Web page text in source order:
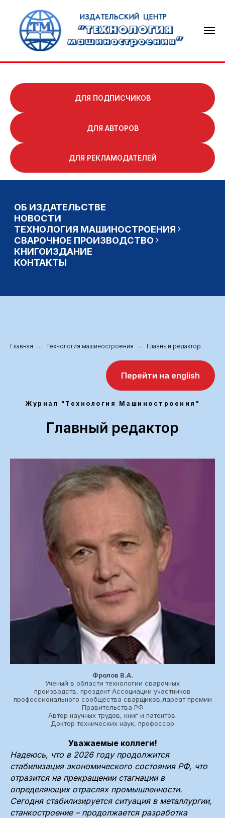
ДЛЯ ПОДПИСЧИКОВ
ДЛЯ АВТОРОВ
ДЛЯ РЕКЛАМОДАТЕЛЕЙ
ОБ ИЗДАТЕЛЬСТВЕ
НОВОСТИ
ТЕХНОЛОГИЯ МАШИНОСТРОЕНИЯ
СВАРОЧНОЕ ПРОИЗВОДСТВО
КНИГОИЗДАНИЕ
Главная → Технология машиностроения → Главный редактор
Перейти на english
Журнал "Технология Машиностроения"
Главный редактор
Фролов В.А.
Ученый в области технологии сварочных
производств, прездент Ассоциации участников
профессионального сообщества сварщиков,лареат премии
Правительства РФ
Автор научных трудов, книг и патентов.
Доктор технических наук, профессор
Уважаемые коллеги!
Надеюсь, что в 2026 году продолжится
стабилизация экономического состояния РФ, что
отразится на прекращении стагнации в
определяющих отраслях промышленности.
Сегодня стабилизируется ситуация в металлургии,
станкостроение – продолжается разработка